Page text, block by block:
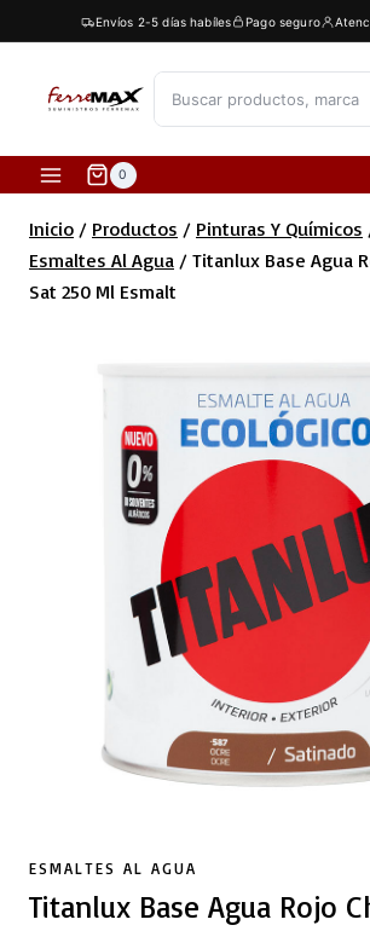
al
contenido
Envíos 2-5 días habíles Pago seguro
0
Inicio / Productos / Pinturas Y Químicos
Esmaltes Al Agua / Titanlux Base Agua
Sat 250 Ml Esmalt
ESMALTES AL AGUA
Titanlux Base Agua Rojo